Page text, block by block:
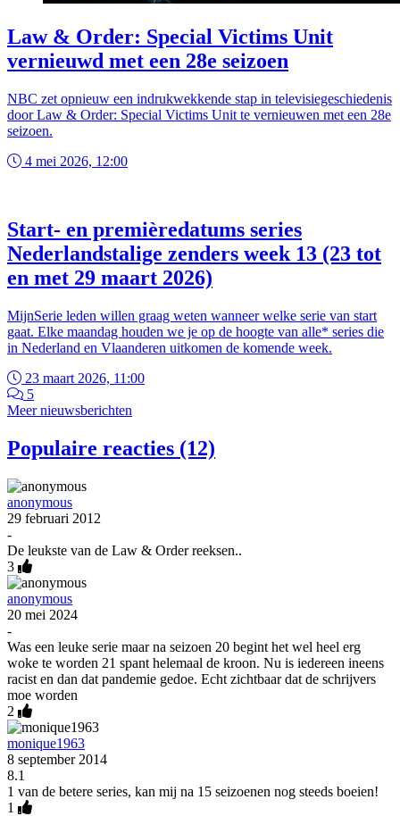
Law & Order: Special Victims Unit
vernieuwd met een 28e seizoen
NBC zet opnieuw een indrukwekkende stap in televisiegeschiedenis
door Law & Order: Special Victims Unit te vernieuwen met een 28e
seizoen.
4 mei 2026, 12:00
Start- en premièredatums series
Nederlandstalige zenders week 13 (23 tot
en met 29 maart 2026)
MijnSerie leden willen graag weten wanneer welke serie van start
gaat. Elke maandag houden we je op de hoogte van alle* series die
in Nederland en Vlaanderen uitkomen de komende week.
23 maart 2026, 11:00
5
Meer nieuwsberichten
Populaire reacties (12)
anonymous
29 februari 2012
-
De leukste van de Law & Order reeksen..
3
anonymous
20 mei 2024
-
Was een leuke serie maar na seizoen 20 begint het wel heel erg
woke te worden 21 spant helemaal de kroon. Nu is iedereen ineens
racist en dan dat pandemie gedoe. Echt zichtbaar dat de schrijvers
moe worden
2
monique1963
8 september 2014
8.1
1 van de betere series, kan mij na 15 seizoenen nog steeds boeien!
1